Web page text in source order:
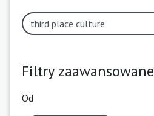
Filtry zaawansowane
Od